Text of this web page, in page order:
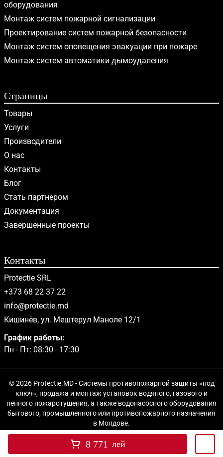
оборудования
Монтаж систем пожарной сигнализации
Проектирование систем пожарной безопасности
Монтаж систем оповещения эвакуации при пожаре
Монтаж систем автоматики дымоудаления
Страницы
Товары
Услуги
Производители
О нас
Контакты
Блог
Стать партнером
Документация
Завершенные проекты
Контакты
Protectie SRL
+373 68 22 37 22
info@protectie.md
Кишинёв, ул. Мештерул Маноле 12/1
График работы:
Пн - Пт: 08:30 - 17:30
© 2026 Protectie.MD - Системы противопожарной защиты «под
ключ», продажа и монтаж установок водяного, газового и
пенного пожаротушения, а также водонасосного оборудования
бытового, промышленного или противопожарного назначения
в Молдове.
8 771 лей